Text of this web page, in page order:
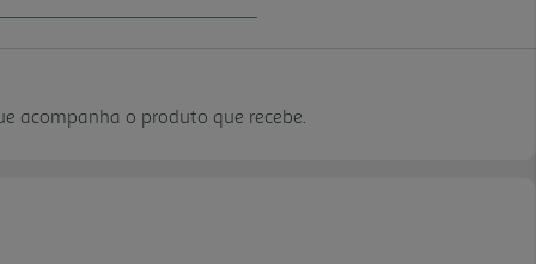
acompanha o produto que recebe.